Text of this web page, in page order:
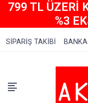
799 TL ÜZERİ
%3
SİPARİŞ TAKİBİ